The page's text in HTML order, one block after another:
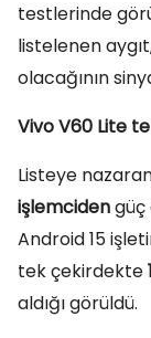
testlerinde
listelenen
olacağının
Vivo V60 Lite
Listeye
işlemcidengüç
Android 15
tek çekirdekte
aldığı görüldü.